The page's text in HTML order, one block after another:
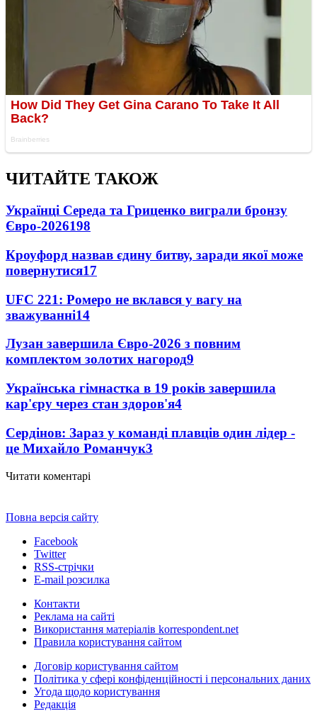
ЧИТАЙТЕ ТАКОЖ
Українці Середа та Гриценко виграли бронзу
Євро-2026198
Кроуфорд назвав єдину битву, заради якої може
повернутися17
UFC 221: Ромеро не вклався у вагу на
зважуванні14
Лузан завершила Євро-2026 з повним
комплектом золотих нагород9
Українська гімнастка в 19 років завершила
кар'єру через стан здоров'я4
Сердінов: Зараз у команді плавців один лідер -
це Михайло Романчук3
Читати коментарі
Повна версія сайту
Facebook
Twitter
RSS-стрічки
E-mail розсилка
Контакти
Реклама на сайті
Використання матеріалів korrespondent.net
Правила користування сайтом
Договір користування сайтом
Політика у сфері конфіденційності і персональних даних
Угода щодо користування
Редакція